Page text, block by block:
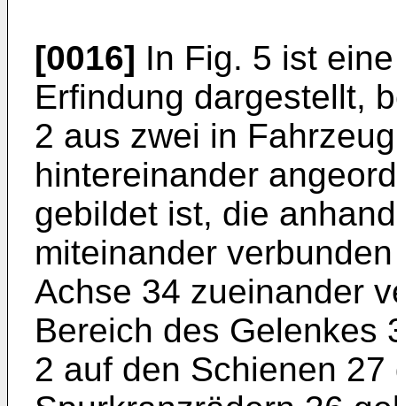
[0016] In Fig. 5 ist
Erfindung dargestellt,
2 aus zwei in
hintereinander
gebildet ist, die
miteinander
Achse 34 zueinander
Bereich des Gelenkes
2 auf den Schienen